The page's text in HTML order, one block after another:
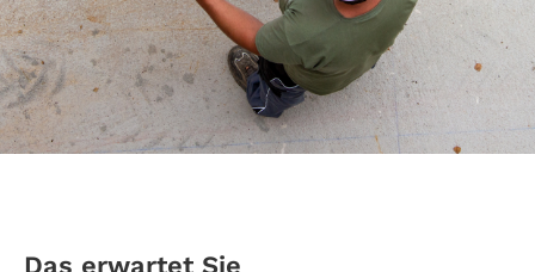
Das erwartet Sie